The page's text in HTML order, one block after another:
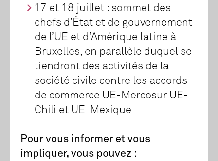
17 et 18 juillet : sommet des
chefs d’État et de gouvernement
de l’UE et d’Amérique latine à
Bruxelles, en parallèle duquel se
tiendront des activités de la
société civile contre les accords
de commerce UE-Mercosur UE-
Chili et UE-Mexique
Pour vous informer et vous
impliquer, vous pouvez :